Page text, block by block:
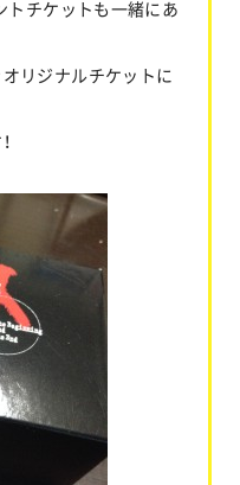
トチケットも一緒にあ
リジナルチケットに